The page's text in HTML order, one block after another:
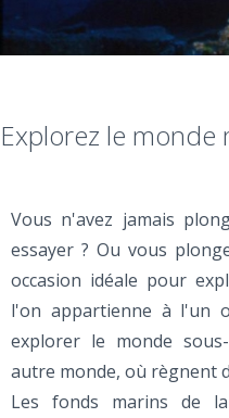
Explorez le monde
Vous n'avez jamais
essayer ? Ou vous
occasion idéale pour
l'on appartienne à l'un
explorer le monde
autre monde, où règnent
Les fonds marins de